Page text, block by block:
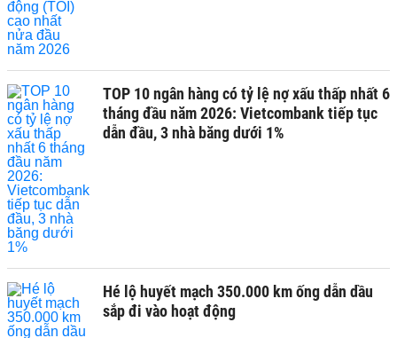
TOP 10 ngân hàng có tỷ lệ nợ xấu thấp nhất 6
tháng đầu năm 2026: Vietcombank tiếp tục
dẫn đầu, 3 nhà băng dưới 1%
Hé lộ huyết mạch 350.000 km ống dẫn dầu
sắp đi vào hoạt động